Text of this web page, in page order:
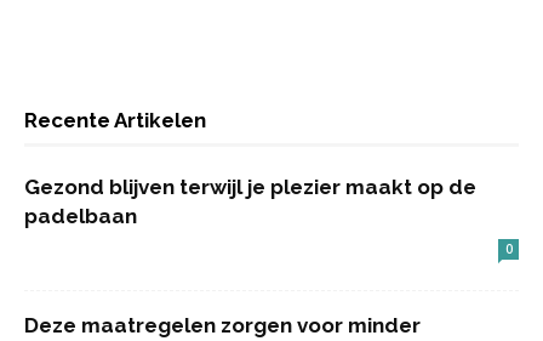
Recente Artikelen
Gezond blijven terwijl je plezier maakt op de
padelbaan
0
Deze maatregelen zorgen voor minder